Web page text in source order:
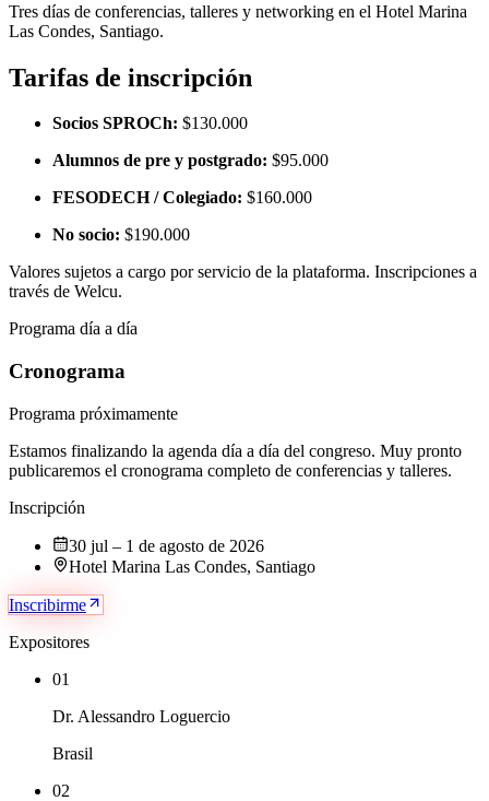
Tres días de conferencias, talleres y networking en el Hotel Marina
Las Condes, Santiago.
Tarifas de inscripción
Socios SPROCh: $130.000
Alumnos de pre y postgrado: $95.000
FESODECH / Colegiado: $160.000
No socio: $190.000
Valores sujetos a cargo por servicio de la plataforma. Inscripciones a
través de Welcu.
Programa día a día
Cronograma
Programa próximamente
Estamos finalizando la agenda día a día del congreso. Muy pronto
publicaremos el cronograma completo de conferencias y talleres.
Inscripción
30 jul – 1 de agosto de 2026
Hotel Marina Las Condes, Santiago
Inscribirme
Expositores
01
Dr. Alessandro Loguercio
Brasil
02